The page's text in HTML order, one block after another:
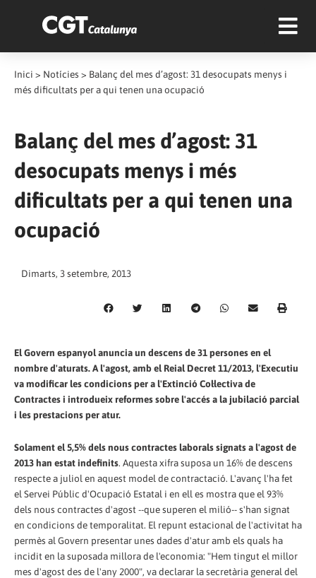
Inici > Notícies > Balanç del mes d’agost: 31 desocupats menys i
més dificultats per a qui tenen una ocupació
Balanç del mes d’agost: 31
desocupats menys i més
dificultats per a qui tenen una
ocupació
Dimarts, 3 setembre, 2013
El Govern espanyol anuncia un descens de 31 persones en el
nombre d'aturats. A l'agost, amb el Reial Decret 11/2013, l'Executiu
va modificar les condicions per a l'Extinció Col·lectiva de
Contractes i introdueix reformes sobre l'accés a la jubilació parcial
i les prestacions per atur.
Solament el 5,5% dels nous contractes laborals signats a l'agost de
2013 han estat indefinits. Aquesta xifra suposa un 16% de descens
respecte a juliol en aquest model de contractació. L'avanç l'ha fet
el Servei Públic d'Ocupació Estatal i en ell es mostra que el 93%
dels nous contractes d'agost --que superen el milió-- s'han signat
en condicions de temporalitat. El repunt estacional de l'activitat ha
permès al Govern presentar unes dades d'atur amb els quals ha
incidit en la suposada millora de l'economia: "Hem tingut el millor
mes d'agost des de l'any 2000", va declarar la secretària general del